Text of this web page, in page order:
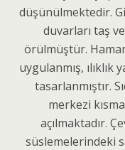
düşünülmektedir.
duvarları taş
örülmüştür.
uygulanmış,
tasarlanmıştır.
merkezi
açılmaktadır.
süslemelerindeki